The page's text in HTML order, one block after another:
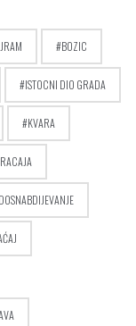
BOZIC
ISTOCNI DIO GRADA
KVARA